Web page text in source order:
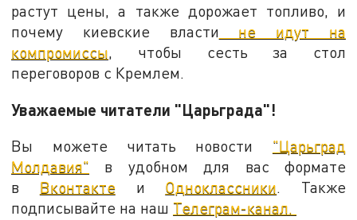
растут цены, а также дорожает топливо, и
почему киевские власти не идут на
компромиссы, чтобы сесть за стол
переговоров с Кремлем.
Уважаемые читатели "Царьграда"!
Вы можете читать новости "Царьград
Молдавия" в удобном для вас формате
в Вконтактеи Одноклассники. Также
подписывайте на наш Телеграм-канал.